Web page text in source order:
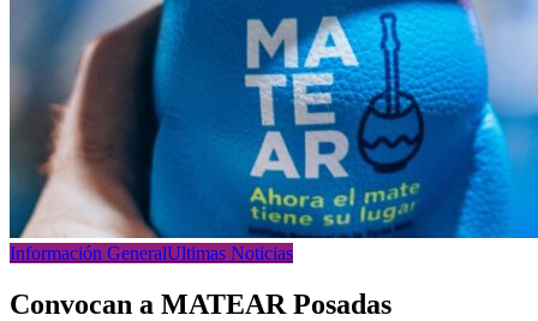
Información GeneralUltimas Noticias
Convocan a MATEAR Posadas